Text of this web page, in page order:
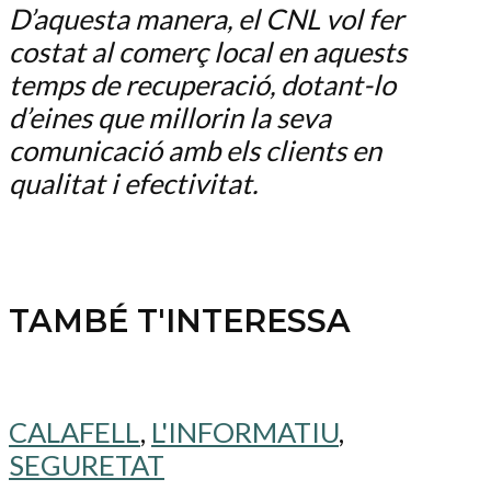
D’aquesta manera, el CNL vol fer
costat al comerç local en aquests
temps de recuperació, dotant-lo
d’eines que millorin la seva
comunicació amb els clients en
qualitat i efectivitat.
TAMBÉ T'INTERESSA
CALAFELL , L'INFORMATIU,
SEGURETAT